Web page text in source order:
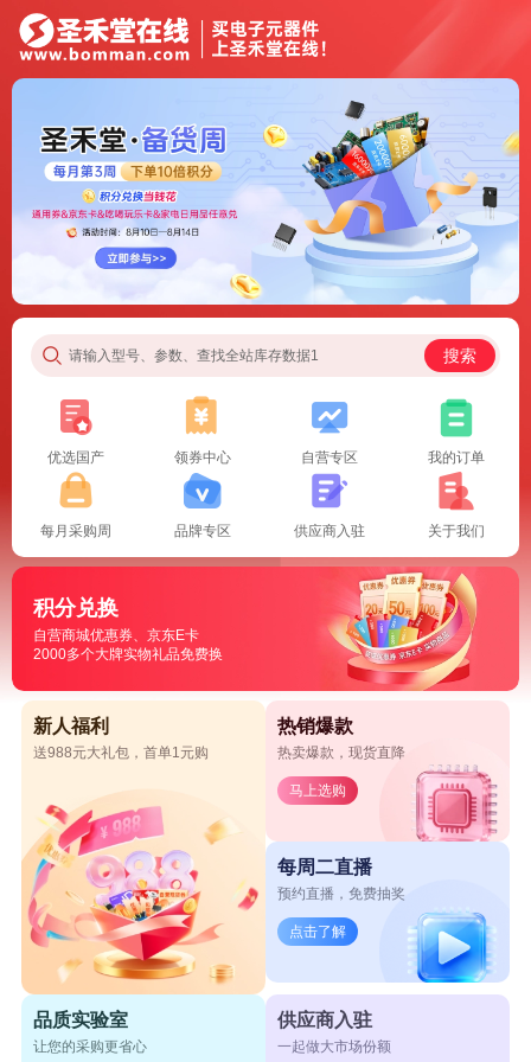
请输入型号、参数、查找全站库存数据1 搜索
优选国产 领券中心 自营专区 我的订单
每月采购周 品牌专区 供应商入驻 关于我们
积分兑换
自营商城优惠券、京东E卡
2000多个大牌实物礼品免费换
新人福利
送988元大礼包，首单1元购
热销爆款
热卖爆款，现货直降
马上选购
每周二直播
预约直播，免费抽奖
点击了解
品质实验室
让您的采购更省心
供应商入驻
一起做大市场份额